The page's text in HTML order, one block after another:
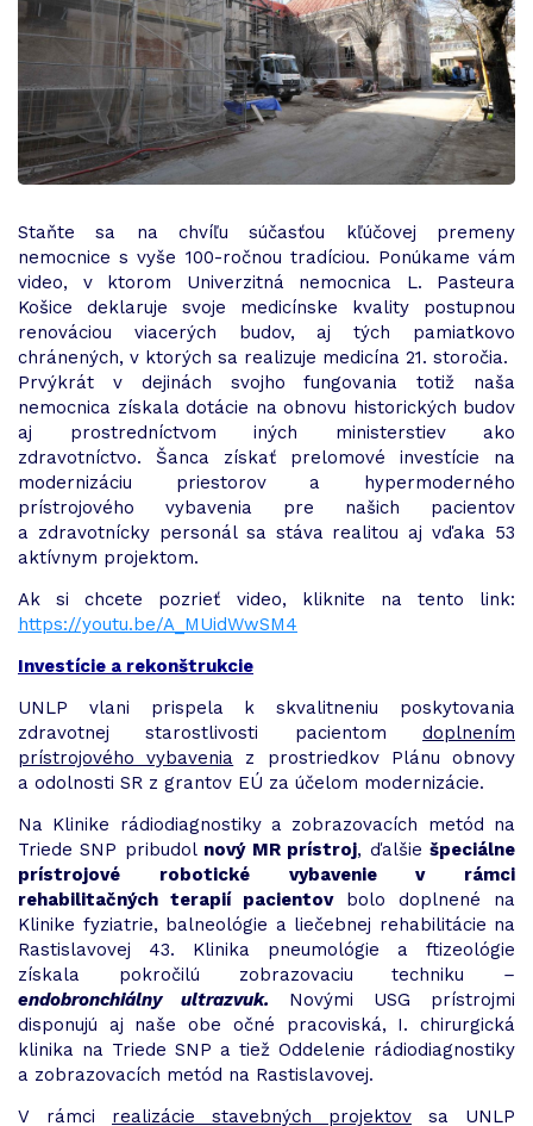
Staňte sa na chvíľu súčasťou kľúčovej premeny
nemocnice s vyše 100-ročnou tradíciou. Ponúkame vám
video, v ktorom Univerzitná nemocnica L. Pasteura
Košice deklaruje svoje medicínske kvality postupnou
renováciou viacerých budov, aj tých pamiatkovo
chránených, v ktorých sa realizuje medicína 21. storočia.
Prvýkrát v dejinách svojho fungovania totiž naša
nemocnica získala dotácie na obnovu historických budov
aj prostredníctvom iných ministerstiev ako
zdravotníctvo. Šanca získať prelomové investície na
modernizáciu priestorov a hypermoderného
prístrojového vybavenia pre našich pacientov
a zdravotnícky personál sa stáva realitou aj vďaka 53
aktívnym projektom.
Ak si chcete pozrieť video, kliknite na tento link:
https://youtu.be/A_MUidWwSM4
Investície a rekonštrukcie
UNLP vlani prispela k skvalitneniu poskytovania
zdravotnej starostlivosti pacientom doplnením
prístrojového vybavenia z prostriedkov Plánu obnovy
a odolnosti SR z grantov EÚ za účelom modernizácie.
Na Klinike rádiodiagnostiky a zobrazovacích metód na
Triede SNP pribudol nový MR prístroj, ďalšiešpeciálne
prístrojové robotické vybavenie v rámci
rehabilitačných terapií pacientovbolo doplnené na
Klinike fyziatrie, balneológie a liečebnej rehabilitácie na
Rastislavovej 43. Klinika pneumológie a ftizeológie
získala pokročilú zobrazovaciu techniku –
endobronchiálny ultrazvuk. Novými USG prístrojmi
disponujú aj naše obe očné pracoviská, I. chirurgická
klinika na Triede SNP a tiež Oddelenie rádiodiagnostiky
a zobrazovacích metód na Rastislavovej.
V rámci realizácie stavebných projektov sa UNLP